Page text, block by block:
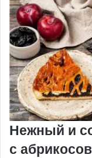
Нежный и
с